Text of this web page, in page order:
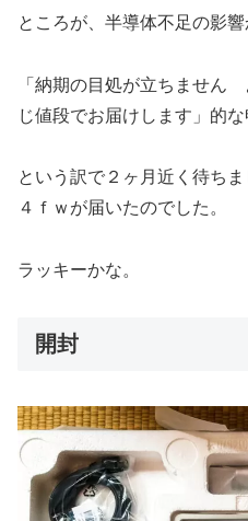
ところが、半導体不足の影響
「納期の目処が立ちません
じ値段でお届けします」的な
という訳で２ヶ月近く待ち
４ｆｗが届いたのでした。
ラッキーかな。
開封